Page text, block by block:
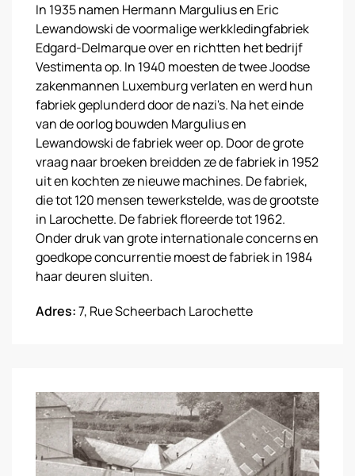
In 1935 namen Hermann Margulius en Eric
Lewandowski de voormalige werkkledingfabriek
Edgard-Delmarque over en richtten het bedrijf
Vestimenta op. In 1940 moesten de twee Joodse
zakenmannen Luxemburg verlaten en werd hun
fabriek geplunderd door de nazi's. Na het einde
van de oorlog bouwden Margulius en
Lewandowski de fabriek weer op. Door de grote
vraag naar broeken breidden ze de fabriek in 1952
uit en kochten ze nieuwe machines. De fabriek,
die tot 120 mensen tewerkstelde, was de grootste
in Larochette. De fabriek floreerde tot 1962.
Onder druk van grote internationale concerns en
goedkope concurrentie moest de fabriek in 1984
haar deuren sluiten.
Adres:7, Rue Scheerbach Larochette